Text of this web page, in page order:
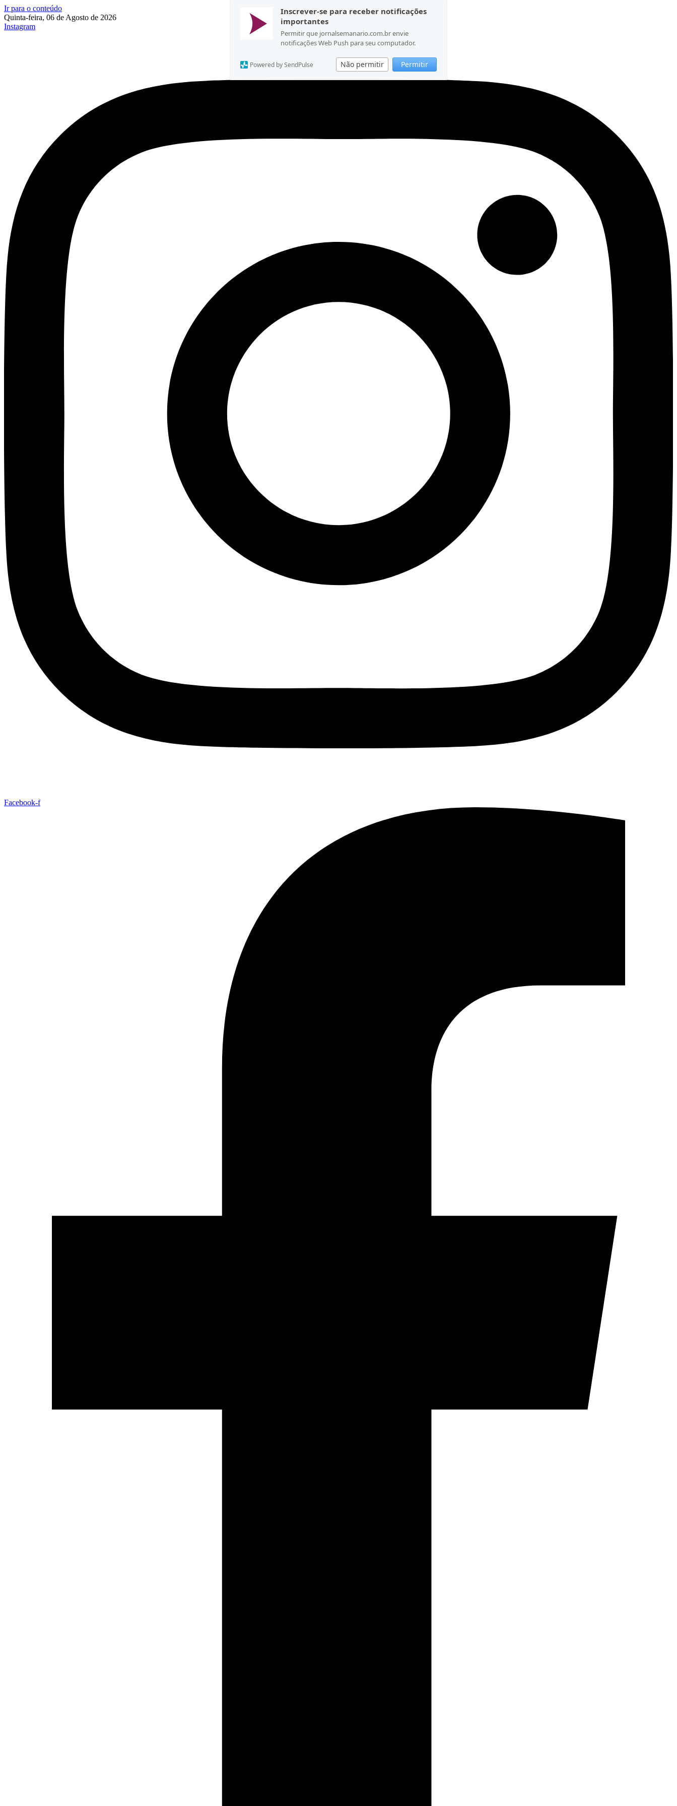
Inscrever-se para receber notificações
importantes
Permitir que jornalsemanario.com.br envie
notificações Web Push para seu computador.
Não permitir Permitir
Powered by SendPulse
Ir para o conteúdo
Quinta-feira, 06 de Agosto de 2026
Instagram
Facebook-f